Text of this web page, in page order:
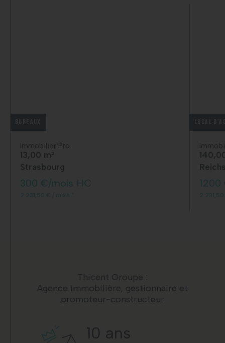
Bureaux
Immobilier Pro
13,00 m²
Strasbourg
300 €/mois HC
2 231,50 € / mois *
Local
2
Thicent Groupe :
Agence immobilière, gestionnaire et
promoteur-constructeur
10 ans